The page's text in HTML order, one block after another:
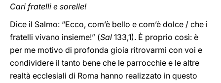
Cari fratelli e sorelle!
Dice il Salmo: “Ecco, com’è bello e com’è dolce / che i
fratelli vivano insieme!” (Sal 133,1). È proprio così: è
per me motivo di profonda gioia ritrovarmi con voi e
condividere il tanto bene che le parrocchie e le altre
realtà ecclesiali di Roma hanno realizzato in questo